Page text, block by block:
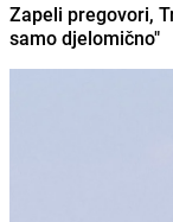
Zapeli pregovori,
samo djelomično"